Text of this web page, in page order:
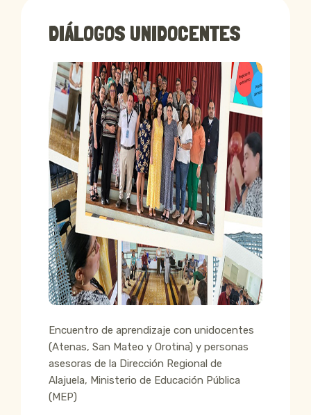
DIÁLOGOS UNIDOCENTES
Encuentro de aprendizaje con unidocentes
(Atenas, San Mateo y Orotina) y personas
asesoras de la Dirección Regional de
Alajuela, Ministerio de Educación Pública
(MEP)